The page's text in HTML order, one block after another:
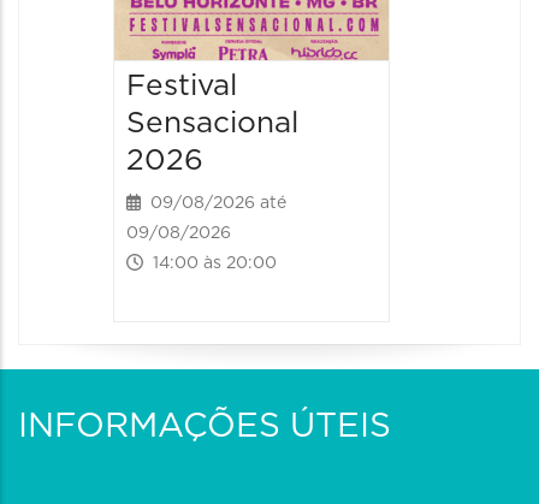
Festival
Sensacional
2026
09/08/2026 até
09/08/2026
14:00 às 20:00
INFORMAÇÕES ÚTEIS